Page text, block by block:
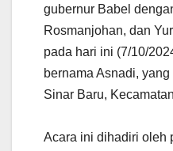
gubernur Babel
Rosmanjohan, dan
pada hari ini (7/10/
bernama Asnadi,
Sinar Baru,
Acara ini dihadiri oleh